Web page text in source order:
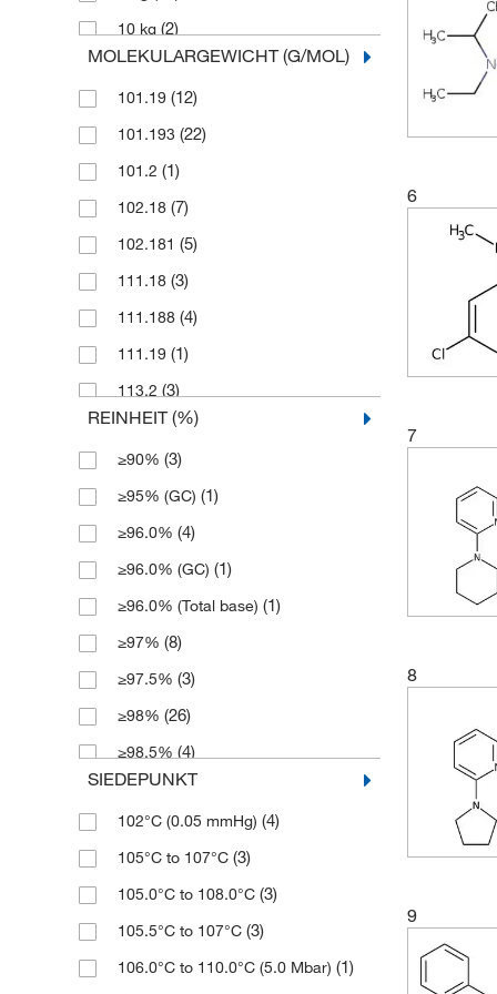
10 kg (2)
10 mL(4)
10 mg(7)
10,000 mL(3)
100 g (76)
100 mL(26)
100 mg (8)
1000 g (7)
1000 mL(2)
100 ml (2)
10 g(1)
10 x 2 ml
(1)
130 mL(1)
1 l(1)
2 g(4)
2.5 L(18)
2.5 g(5)
2.5 kg(6)
2.5 l(1)
25 L(2)
25 g(113)
(4)
MOLEKULARGEWICHT (G/MOL)
101.19 (12)
101.193 (22)
101.2 (1)
102.18 (7)
102.181 (5)
111.18 (3)
111.188 (4)
111.19 (1)
113.2 (3)
113.204(2)
114.19(2)
114.192(2)
115.17(3)
115.176(2)
116.2(1)
116.208(21)
116.21(11)
118.22(2)
121.18(8)
122.171(8)
125.215(1)
128.219 (4)
128.22(8)
129.2 (2)
REINHEIT (%)
≥90% (3)
≥95% (GC) (1)
≥96.0% (4)
≥96.0% (GC) (1)
≥96.0% (Total base) (1)
≥97% (8)
≥97.5% (3)
≥98% (26)
≥98.5% (4)
≥99%(9)
≥99.0%(1)
≥99.0% (GC)(1)
≥99.4% (GC)(1)
≥99.4%, 0.05% max. (diethylamine),
0.05% max. (ethanol)(2)
SIEDEPUNKT
102°C (0.05 mmHg) (4)
105°C to 107°C (3)
105.0°C to 108.0°C (3)
105.5°C to 107°C (3)
106.0°C to 110.0°C (5.0 Mbar) (1)
6
7
8
9